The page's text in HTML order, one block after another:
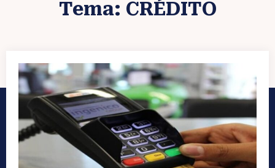
Tema: CRÉDITO